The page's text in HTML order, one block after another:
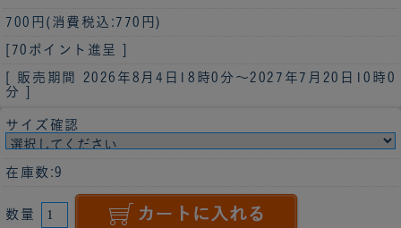
700円 (消費税込:770円)
[70ポイント進呈 ]
[ 販売期間 2026年8月4日18時0分 ～ 2027年7月20日10時0
分
サイズ確認
在庫数:9
数量